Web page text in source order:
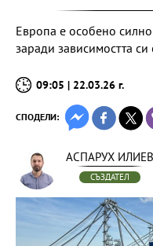
Европа е особено
заради зависимостта си
09:05 | 22.03.26 г.
СПОДЕЛИ:
АСПАРУХ ИЛИЕВ
СЪЗДАТЕЛ